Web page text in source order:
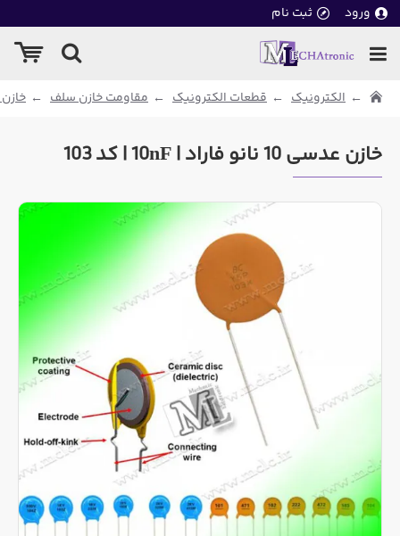
ورود ثبت نام
الکترونیک قطعات الکترونیک مقاومت خازن سلف
خازن عدسی 10 نانو فاراد | 10nF | کد 103